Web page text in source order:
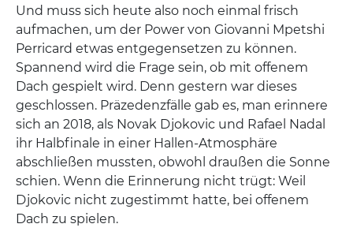
Und muss sich heute also noch einmal frisch
aufmachen, um der Power von Giovanni Mpetshi
Perricard etwas entgegensetzen zu können.
Spannend wird die Frage sein, ob mit offenem
Dach gespielt wird. Denn gestern war dieses
geschlossen. Präzedenzfälle gab es, man erinnere
sich an 2018, als Novak Djokovic und Rafael Nadal
ihr Halbfinale in einer Hallen-Atmosphäre
abschließen mussten, obwohl draußen die Sonne
schien. Wenn die Erinnerung nicht trügt: Weil
Djokovic nicht zugestimmt hatte, bei offenem
Dach zu spielen.